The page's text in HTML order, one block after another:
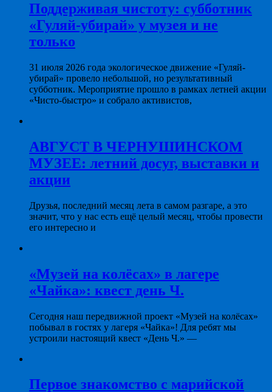
Поддерживая чистоту: субботник
«Гуляй-убирай» у музея и не
только
31 июля 2026 года экологическое движение «Гуляй-
убирай» провело небольшой, но результативный
субботник. Мероприятие прошло в рамках летней акции
«Чисто-быстро» и собрало активистов,
АВГУСТ В ЧЕРНУШИНСКОМ
МУЗЕЕ: летний досуг, выставки и
акции
Друзья, последний месяц лета в самом разгаре, а это
значит, что у нас есть ещё целый месяц, чтобы провести
его интересно и
«Музей на колёсах» в лагере
«Чайка»: квест день Ч.
Сегодня наш передвижной проект «Музей на колёсах»
побывал в гостях у лагеря «Чайка»! Для ребят мы
устроили настоящий квест «День Ч.» —
Первое знакомство с марийской